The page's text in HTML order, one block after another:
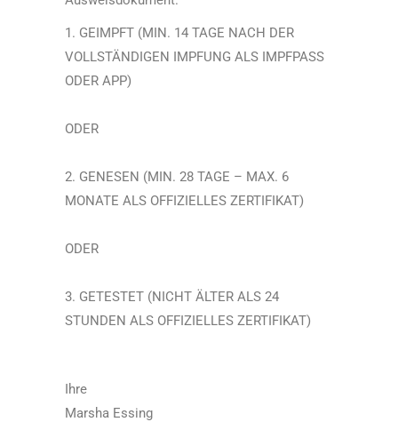
GEIMPFT (MIN. 14 TAGE NACH DER
VOLLSTÄNDIGEN IMPFUNG ALS IMPFPASS
ODER APP)
ODER
GENESEN (MIN. 28 TAGE – MAX. 6
MONATE ALS OFFIZIELLES ZERTIFIKAT)
ODER
GETESTET (NICHT ÄLTER ALS 24
STUNDEN ALS OFFIZIELLES ZERTIFIKAT)
Ihre
Marsha Essing